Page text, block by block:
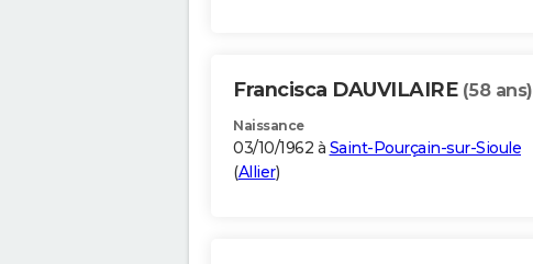
Francisca DAUVILAIRE (58 ans)
Naissance
03/10/1962 à Saint-Pourçain-sur-Sioule
(Allier)